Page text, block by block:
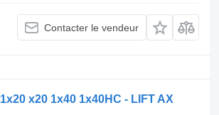
Contacter le vendeur
x20 1x40 1x40HC - LIFT AX